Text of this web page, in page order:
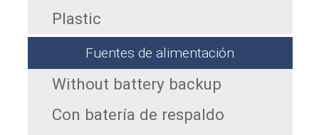
Plastic
Fuentes de alimentación
Without battery backup
Con batería de respaldo